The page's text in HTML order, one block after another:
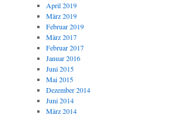
April 2019
März 2019
Februar 2019
März 2017
Februar 2017
Januar 2016
Juni 2015
Mai 2015
Dezember 2014
Juni 2014
März 2014